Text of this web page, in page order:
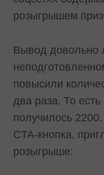
розыгрышем
Вывод довольно
повысили
два раза. То
получилось
CTA-кнопка,
розыгрыше: